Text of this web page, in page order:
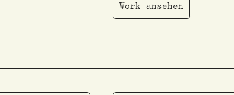
Work ansehen